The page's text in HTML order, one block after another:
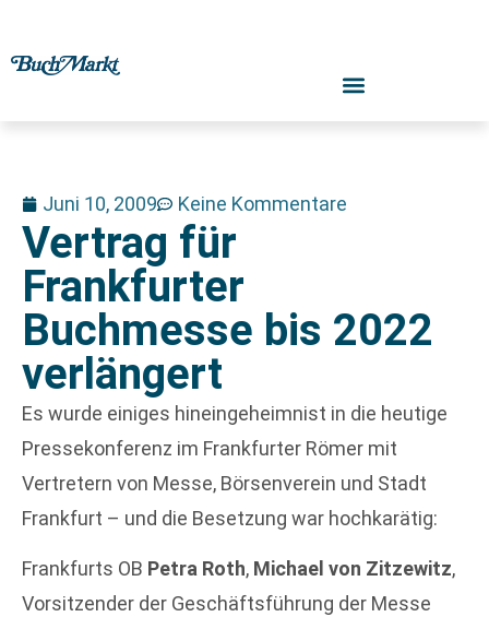
Juni 10, 2009 Keine Kommentare
Vertrag für
Frankfurter
Buchmesse bis 2022
verlängert
Es wurde einiges hineingeheimnist in die heutige
Pressekonferenz im Frankfurter Römer mit
Vertretern von Messe, Börsenverein und Stadt
Frankfurt – und die Besetzung war hochkarätig:
Frankfurts OB Petra Roth, Michael von Zitzewitz,
Vorsitzender der Geschäftsführung der Messe